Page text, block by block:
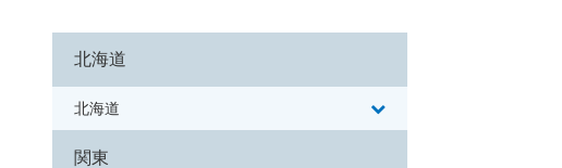
北海道
北海道
関東